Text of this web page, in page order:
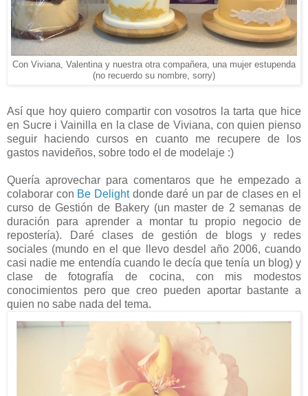
Con Viviana, Valentina y nuestra otra compañera, una mujer estupenda
(no recuerdo su nombre, sorry)
Así que hoy quiero compartir con vosotros la tarta que hice
en Sucre i Vainilla en la clase de Viviana, con quien pienso
seguir haciendo cursos en cuanto me recupere de los
gastos navideños, sobre todo el de modelaje :)
Quería aprovechar para comentaros que he empezado a
colaborar con Be Delightdonde daré un par de clases en el
curso de Gestión de Bakery (un master de 2 semanas de
duración para aprender a montar tu propio negocio de
repostería). Daré clases de gestión de blogs y redes
sociales (mundo en el que llevo desdel año 2006, cuando
casi nadie me entendía cuando le decía que tenía un blog) y
clase de fotografía de cocina, con mis modestos
conocimientos pero que creo pueden aportar bastante a
quien no sabe nada del tema.